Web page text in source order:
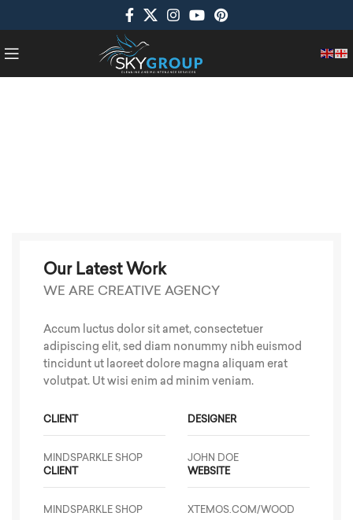
Our Latest Work
WE ARE CREATIVE AGENCY
Accum luctus dolor sit amet, consectetuer
adipiscing elit, sed diam nonummy nibh euismod
tincidunt ut laoreet dolore magna aliquam erat
volutpat. Ut wisi enim ad minim veniam.
CLIENT
MINDSPARKLE SHOP
DESIGNER
JOHN DOE
CLIENT
MINDSPARKLE SHOP
WEBSITE
XTEMOS.COM/WOOD